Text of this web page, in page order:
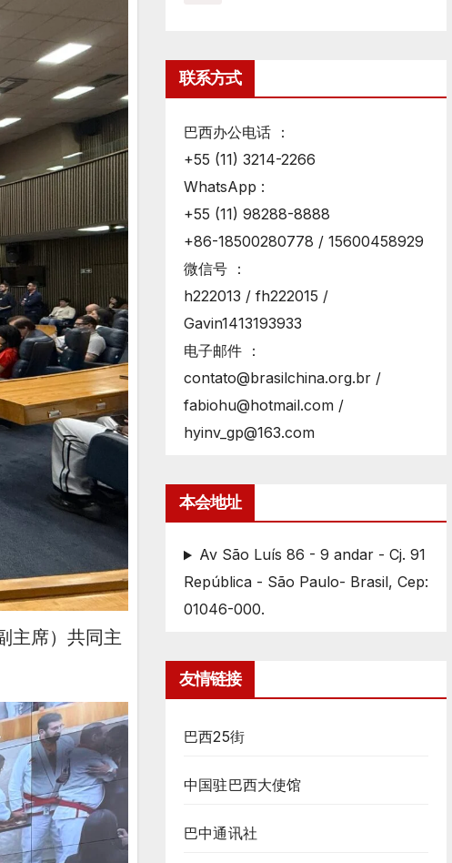
主席）共同主
联系方式
巴西办公电话 ：
+55 (11) 3214-2266
WhatsApp :
+55 (11) 98288-8888
+86-18500280778 / 15600458929
微信号 ：
h222013 / fh222015 /
Gavin1413193933
电子邮件 ：
contato@brasilchina.org.br /
fabiohu@hotmail.com /
hyinv_gp@163.com
本会地址
Av São Luís 86 - 9 andar - Cj. 91
República - São Paulo- Brasil, Cep:
01046-000.
友情链接
巴西25街
中国驻巴西大使馆
巴中通讯社